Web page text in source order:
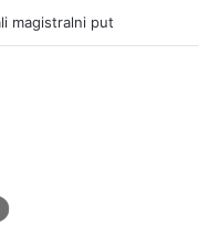
u selima kod Trebinja